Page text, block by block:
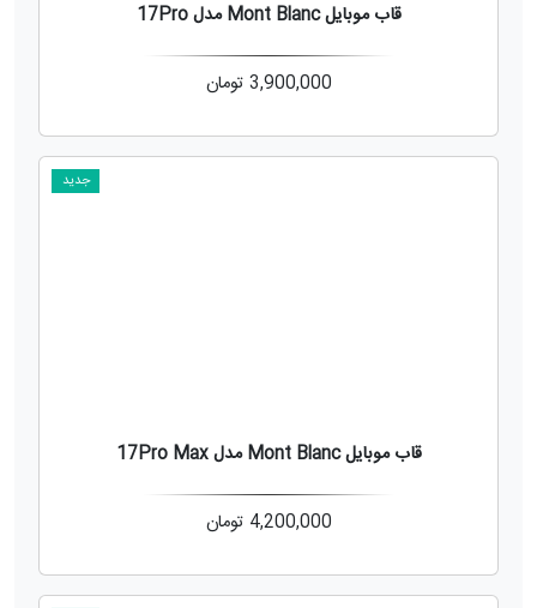
قاب موبایل Mont Blanc مدل 17Pro
3,900,000 تومان
جدید
قاب موبایل Mont Blanc مدل 17Pro Max
4,200,000 تومان